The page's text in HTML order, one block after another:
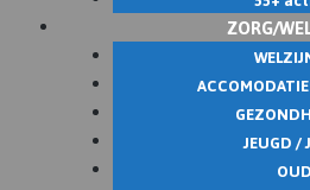
ZORG/
JEUGD /